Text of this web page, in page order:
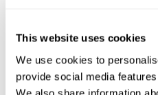
This website uses cookies
We use cookies to
provide social media
We also share information
ой,мэдээлэл боловсруулах
Идентификацын тест